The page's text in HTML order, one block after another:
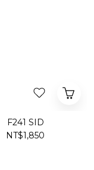
F241 SID
NT$1,850